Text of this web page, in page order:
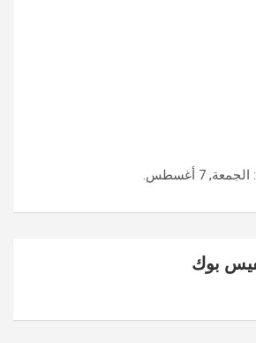
: الجمعة, 7 أغسطس.
بوك